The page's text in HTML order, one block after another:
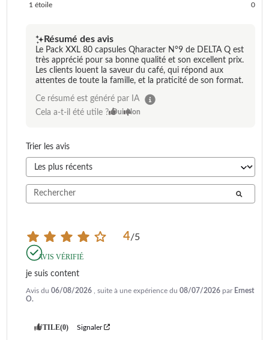
1 étoile 0
Résumé des avis
Le Pack XXL 80 capsules Qharacter N°9 de DELTA Q est
très apprécié pour sa bonne qualité et son excellent prix.
Les clients louent la saveur du café, qui répond aux
attentes de toute la famille, et la praticité de son format.
Ce résumé est généré par IA
Cela a-t-il été utile ? Oui Non
Trier les avis
4/5
AVIS VÉRIFIÉ
je suis content
Avis du 06/08/2026 , suite à une expérience du 08/07/2026 par Ernest
O.
UTILE(0) Signaler